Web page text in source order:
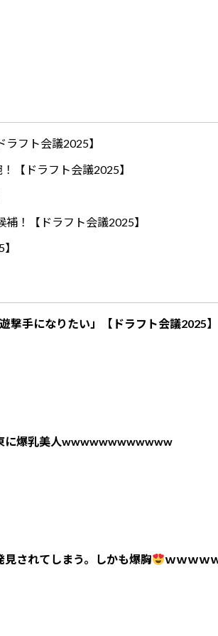
フト会議2025】
【ドラフト会議2025】
！【ドラフト会議2025】
撃手になりたい」【ドラフト会議2025】
に爆乳美人wwwwwwwwwwww
見されてしまう。しかも爆胸 ｗｗｗｗ